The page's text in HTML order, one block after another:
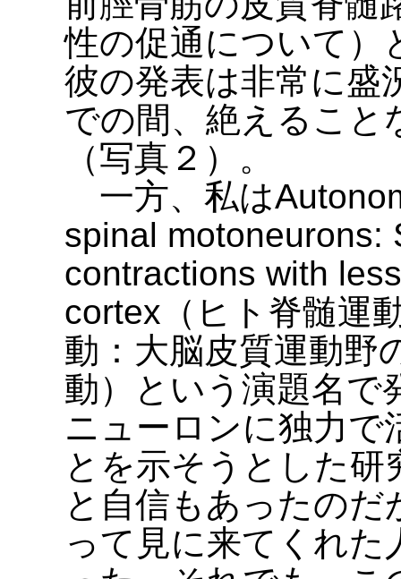
性の促通について）
彼の発表は非常に盛
での間、絶えること
（写真２）。
一方、私は
spinal motoneurons:
contractions with
cortex（ヒト脊髄運
動：大脳皮質運動野
動）という演題名で
ニューロンに独力で
とを示そうとした
と自信もあったの
って見に来てくれた